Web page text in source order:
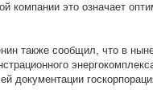
компании это означает
также сообщил, что в
документации